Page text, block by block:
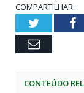
COMPARTILHAR:
Twitter
Email
CONTEÚDO